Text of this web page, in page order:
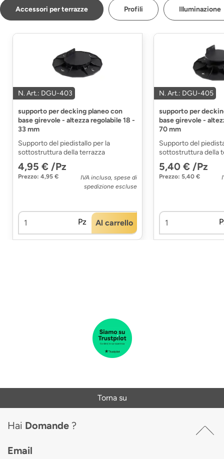
Accessori per terrazze Profili Illuminazione
N. Art.: DGU-403
supporto per decking planeo con
base girevole - altezza regolabile 18 -
33 mm
Supporto del piedistallo per la
sottostruttura della terrazza
4,95 € /Pz
Prezzo: 4,95 €
IVA inclusa, spese di
spedizione escluse
Pz Al carrello
N. Art.: DGU-405
supporto per
base girevole -
70 mm
Supporto del
sottostruttura della
5,40 € /Pz
Prezzo: 5,40 €
Torna su
Hai Domande ?
Email